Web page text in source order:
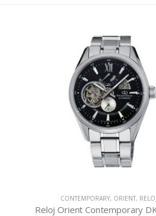
CONTEMPORARY, ORIENT,
Reloj Orient Contemporary